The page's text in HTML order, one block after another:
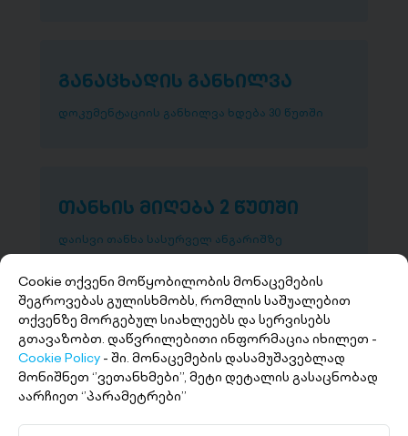
განაცხადის განხილვა
დოკუმენტაციის განხილვა ხდება 30 წუთში
თანხის მიღება 2 წუთში
დაისვი თანხა სასურველ ანგარიშზე
Cookie თქვენი მოწყობილობის მონაცემების
შეგროვებას გულისხმობს, რომლის საშუალებით
თქვენზე მორგებულ სიახლეებს და სერვისებს
გთავაზობთ. დაწვრილებითი ინფორმაცია იხილეთ -
Cookie Policy - ში. მონაცემების დასამუშავებლად
მონიშნეთ ‘’ვეთანხმები’’, მეტი დეტალის გასაცნობად
აარჩიეთ ‘’პარამეტრები’’